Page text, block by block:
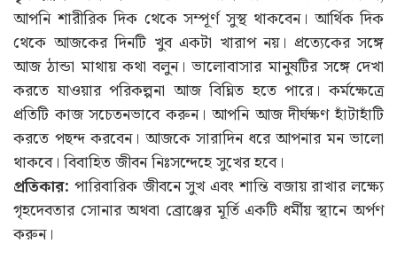
আপনি শারীরিক দিক থেকে সম্পূর্ণ সুস্থ থাকবেন। আর্থিক দিক
থেকে আজকের দিনটি খুব একটা খারাপ নয়। প্রত্যেকের সঙ্গে
আজ ঠান্ডা মাথায় কথা বলুন। ভালোবাসার মানুষটির সঙ্গে দেখা
করতে যাওয়ার পরিকল্পনা আজ বিঘ্নিত হতে পারে। কর্মক্ষেত্রে
প্রতিটি কাজ সচেতনভাবে করুন। আপনি আজ দীর্ঘক্ষণ হাঁটাহাঁটি
করতে পছন্দ করবেন। আজকে সারাদিন ধরে আপনার মন ভালো
থাকবে। বিবাহিত জীবন নিঃসন্দেহে সুখের হবে।
প্রতিকার: পারিবারিক জীবনে সুখ এবং শান্তি বজায় রাখার লক্ষ্যে
গৃহদেবতার সোনার অথবা ব্রোঞ্জের মূর্তি একটি ধর্মীয় স্থানে অর্পণ
করুন।